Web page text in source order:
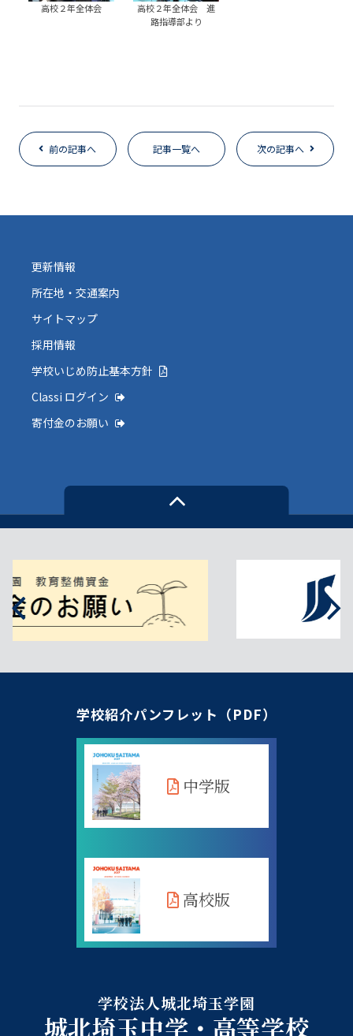
高校２年全体会
高校２年全体会 進
路指導部より
前の記事へ 記事一覧へ 次の記事へ
更新情報
所在地・交通案内
サイトマップ
採用情報
学校いじめ防止基本方針
Classi ログイン
寄付金のお願い
学校法人城北埼玉学園
城北埼玉中学・高等学校
学校紹介パンフレット（PDF）
中学版
高校版